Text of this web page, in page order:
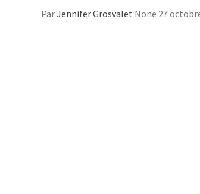
ParJennifer Grosvalet None 27